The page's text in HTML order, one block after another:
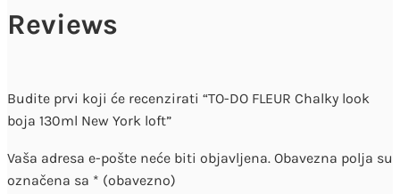
Reviews
Budite prvi koji će recenzirati “TO-DO FLEUR Chalky look
boja 130ml New York loft”
Vaša adresa e-pošte neće biti objavljena. Obavezna polja su
označena sa * (obavezno)